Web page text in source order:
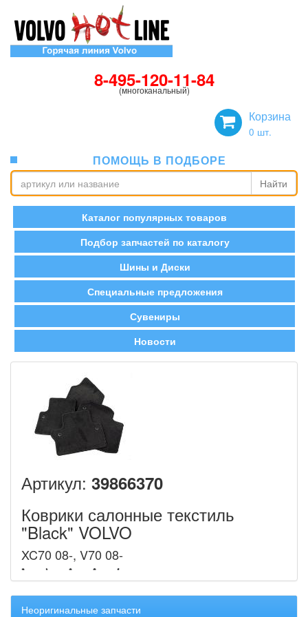
8-495-120-11-84
(многоканальный)
Корзина
0 шт.
ПОМОЩЬ В ПОДБОРЕ
Найти
Каталог популярных товаров
Подбор запчастей по каталогу
Шины и Диски
Специальные предложения
Сувениры
Новости
Артикул: 39866370
Коврики салонные текстиль
"Black" VOLVO
XC70 08-, V70 08-
Неоригинальные запчасти